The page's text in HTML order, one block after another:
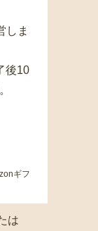
しま
後10
ギフ
は